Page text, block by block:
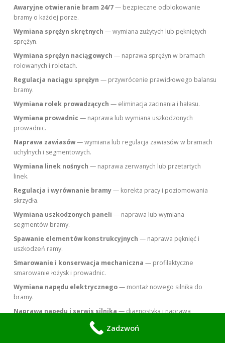
Awaryjne otwieranie bram 24/7— bezpieczne odblokowanie
bramy o każdej porze.
Wymiana sprężyn skrętnych — wymiana zużytych lub pękniętych
sprężyn.
Wymiana sprężyn naciągowych — naprawa sprężyn w bramach
rolowanych i roletach.
Regulacja naciągu sprężyn — przywrócenie prawidłowego balansu
bramy.
Wymiana rolek prowadzących — eliminacja zacinania i hałasu.
Wymiana prowadnic — naprawa lub wymiana uszkodzonych
prowadnic.
Naprawa zawiasów— wymiana lub regulacja zawiasów w bramach
uchylnych i segmentowych.
Wymiana linek nośnych — naprawa zerwanych lub przetartych
linek.
Regulacja i wyrównanie bramy— korekta pracy i poziomowania
skrzydła.
Wymiana uszkodzonych paneli — naprawa lub wymiana
segmentów bramy.
Spawanie elementów konstrukcyjnych — naprawa pęknięć i
uszkodzeń ramy.
Smarowanie i konserwacja mechaniczna — profilaktyczne
smarowanie łożysk i prowadnic.
Wymiana napędu elektrycznego— montaż nowego silnika do
bramy.
Naprawa napędu i serwis silnika— diagnostyka i naprawa
Programowanie centrali sterującej
Zadzwoń